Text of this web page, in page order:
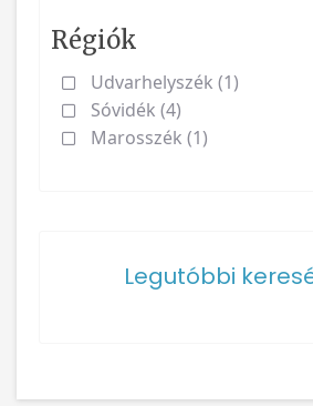
Régiók
Udvarhelyszék (1)
Sóvidék (4)
Marosszék (1)
Legutóbbi